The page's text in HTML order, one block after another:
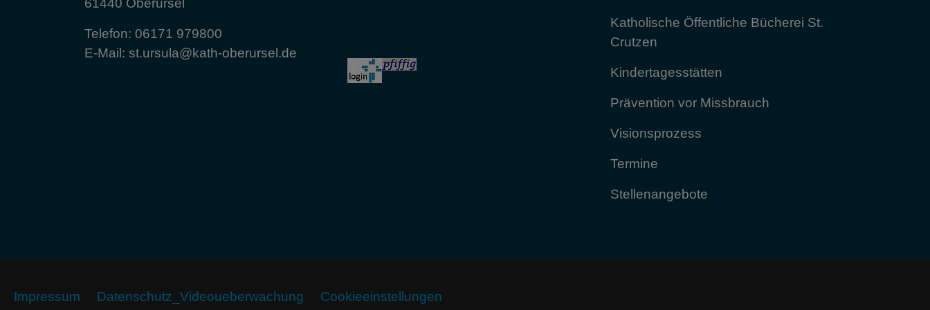
61440 Oberursel
Telefon: 06171 979800
E-Mail: st.ursula@kath-oberursel.de
Katholische Öffentliche Bücherei St.
Crutzen
Kindertagesstätten
Prävention vor Missbrauch
Visionsprozess
Termine
Stellenangebote
Impressum Datenschutz_Videoueberwachung
Cookieeinstellungen